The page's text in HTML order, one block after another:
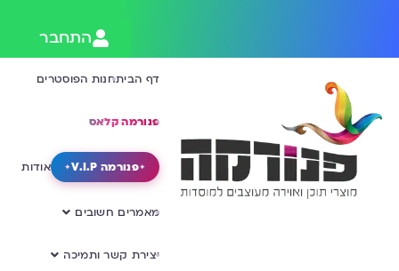
התחבר
דף הביתחנות הפוסטרים
פנורמה קלאס
פנורמה V.I.P אודות
מאמרים חשובים
יצירת קשר ותמיכה